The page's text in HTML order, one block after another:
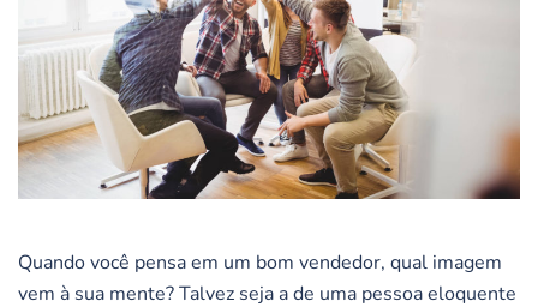
Quando você pensa em um bom vendedor, qual imagem
vem à sua mente? Talvez seja a de uma pessoa eloquente